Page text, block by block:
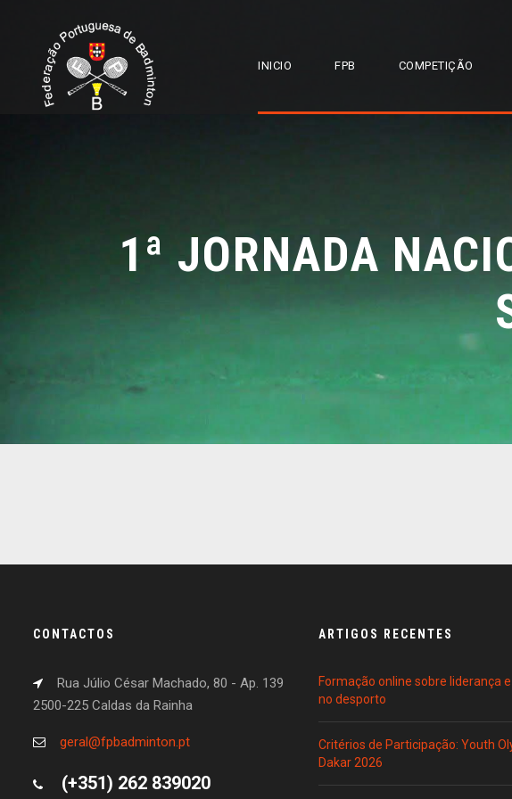
INICIO FPB COMPETIÇÃO
1ª JORNADA
CONTACTOS
Rua Júlio César Machado, 80 - Ap. 139
2500-225 Caldas da Rainha
geral@fpbadminton.pt
(+351) 262 839020
ARTIGOS RECENTES
Formação online sobre liderança
no desporto
Critérios de Participação: Youth
Dakar 2026